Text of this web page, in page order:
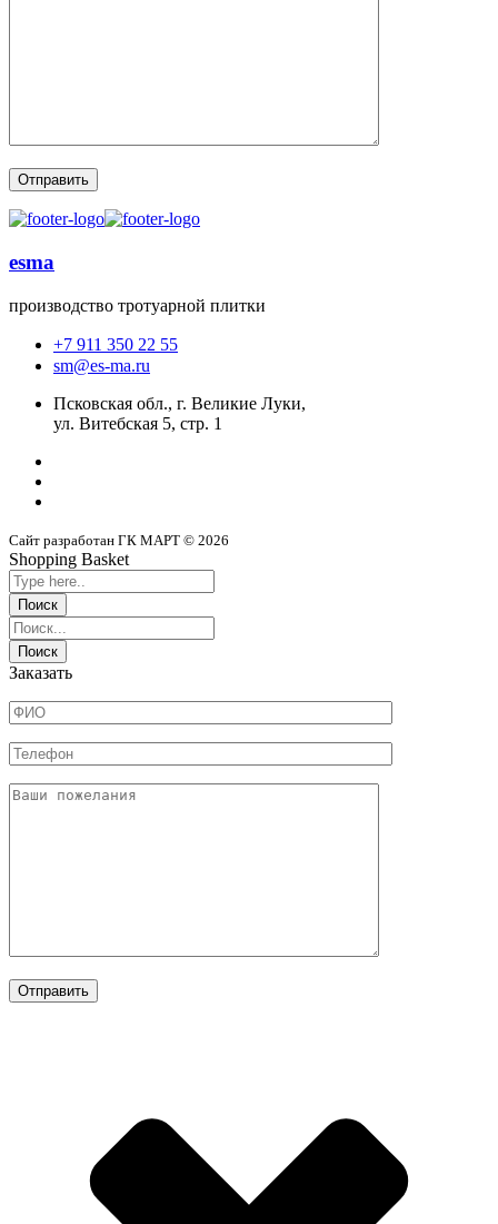
esma
производство тротуарной плитки
+7 911 350 22 55
sm@es-ma.ru
Псковская обл., г. Великие Луки,
ул. Витебская 5, стр. 1
Сайт разработан ГК МАРТ © 2026
Shopping Basket
Заказать